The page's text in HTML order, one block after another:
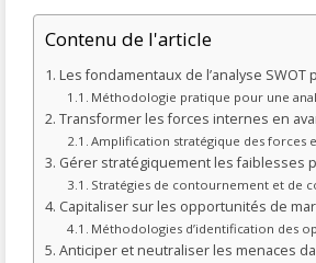
Contenu de l'article
Les fondamentaux de l’analyse
Méthodologie pratique pour une
Transformer les forces internes en
Amplification stratégique des forces
Gérer stratégiquement les faiblesses
Stratégies de contournement et de
Capitaliser sur les opportunités de
Méthodologies d’identification des
Anticiper et neutraliser les menaces